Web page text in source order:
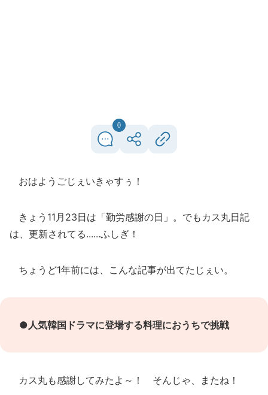
0
おはようごじぇいきゃすぅ！
きょう11月23日は「勤労感謝の日」。でもカス丸日記
は、更新されてる......ふしぎ！
ちょうど1年前には、こんな記事が出てたじぇい。
●人気韓国ドラマに登場する料理におうちで挑戦
カス丸も感謝してみたよ～！ そんじゃ、またね！